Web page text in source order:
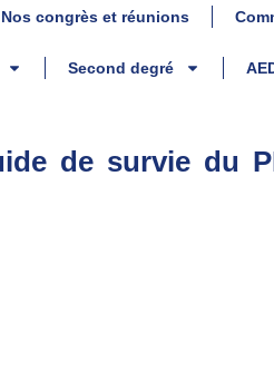
Nos congrès et réunions
Second degré
de survie du